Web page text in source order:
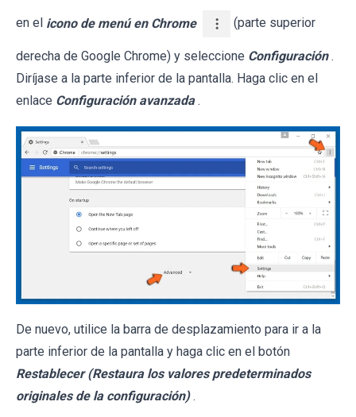
en el icono de menú en Chrome (parte superior
derecha de Google Chrome) y seleccione Configuración .
Diríjase a la parte inferior de la pantalla. Haga clic en el
enlace Configuración avanzada .
De nuevo, utilice la barra de desplazamiento para ir a la
parte inferior de la pantalla y haga clic en el botón
Restablecer (Restaura los valores predeterminados
originales de la configuración) .